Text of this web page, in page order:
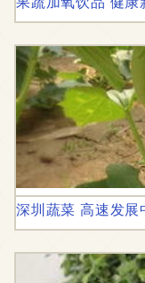
深圳蔬菜 高速发展